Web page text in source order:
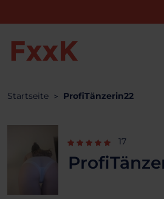
Startseite ProfiTänzerin22
17